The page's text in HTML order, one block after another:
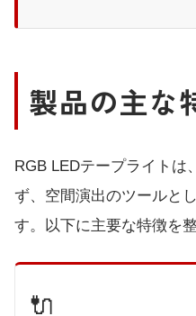
製品の主な
RGB LEDテープライトは
ず、空間演出のツールと
す。以下に主要な特徴を
🔌